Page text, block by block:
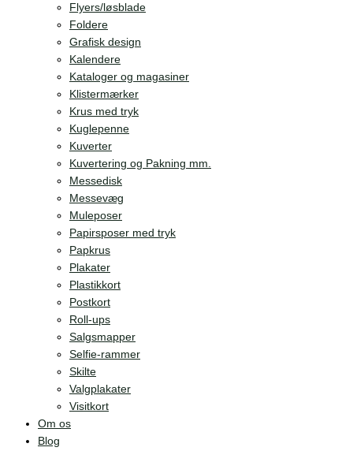
Flyers/løsblade
Foldere
Grafisk design
Kalendere
Kataloger og magasiner
Klistermærker
Krus med tryk
Kuglepenne
Kuverter
Kuvertering og Pakning mm.
Messedisk
Messevæg
Muleposer
Papirsposer med tryk
Papkrus
Plakater
Plastikkort
Postkort
Roll-ups
Salgsmapper
Selfie-rammer
Skilte
Valgplakater
Visitkort
Om os
Blog